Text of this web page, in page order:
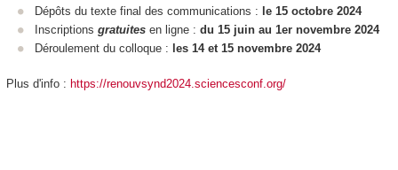
Dépôts du texte final des communications : le 15 octobre 2024
Inscriptions gratuites en ligne : du 15 juin au 1er novembre 2024
Déroulement du colloque : les 14 et 15 novembre 2024
Plus d'info : https://renouvsynd2024.sciencesconf.org/